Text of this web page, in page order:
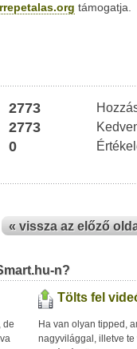
támogatja.
2773
2773
0
« vissza az előző
n?
de
Tölts fel
Ha van olyan tipped,
nagyvilággal, illetve